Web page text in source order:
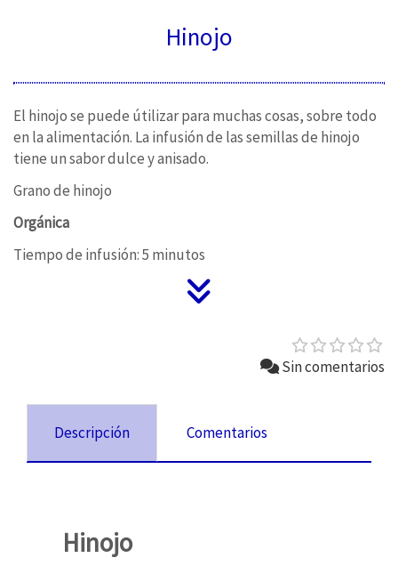
Hinojo
El hinojo se puede útilizar para muchas cosas, sobre todo
en la alimentación. La infusión de las semillas de hinojo
tiene un sabor dulce y anisado.
Grano de hinojo
Orgánica
Tiempo de infusión: 5 minutos
Sin comentarios
Descripción Comentarios
Hinojo